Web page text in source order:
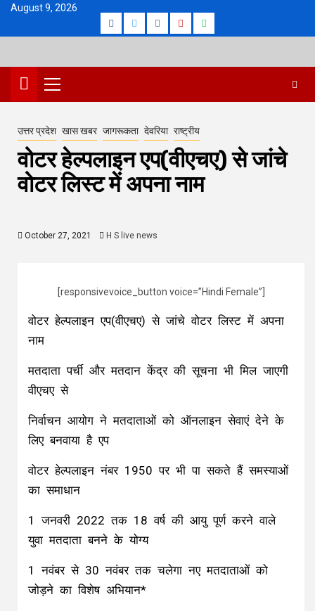
Skip
content
August 9, 2026
Facebook
TwitterInstagram
YoutubeWhatsapp
Primary
Menu
उत्तर प्रदेश खास खबर जागरूकता देवरिया राष्ट्रीय
वोटर हेल्पलाइन एप(वीएचए) से जांचे
वोटर लिस्ट में अपना नाम
October 27, 2021 H S live news
[responsivevoice_button voice=”Hindi Female”]
वोटर हेल्पलाइन एप(वीएचए) से जांचे वोटर लिस्ट में अपना
नाम
मतदाता पर्ची और मतदान केंद्र की सूचना भी मिल जाएगी
वीएचए से
निर्वाचन आयोग ने मतदाताओं को ऑनलाइन सेवाएं देने के
लिए बनवाया है एप
वोटर हेल्पलाइन नंबर 1950 पर भी पा सकते हैं समस्याओं
का समाधान
1 जनवरी 2022 तक 18 वर्ष की आयु पूर्ण करने वाले
युवा मतदाता बनने के योग्य
1 नवंबर से 30 नवंबर तक चलेगा नए मतदाताओं को
जोड़ने का विशेष अभियान*